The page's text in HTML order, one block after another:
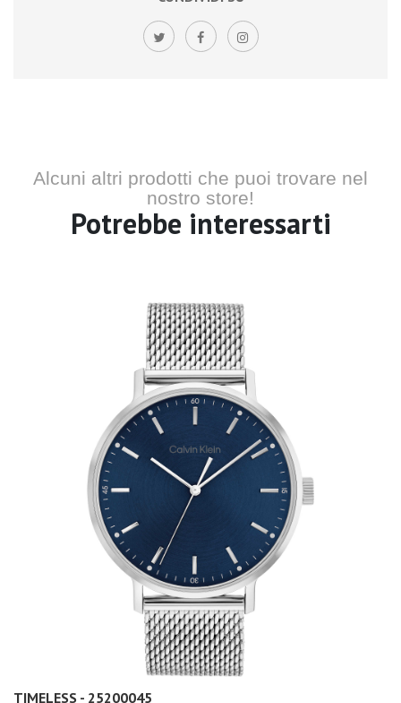
Alcuni altri prodotti che puoi trovare nel
nostro store!
Potrebbe interessarti
TIMELESS - 25200045